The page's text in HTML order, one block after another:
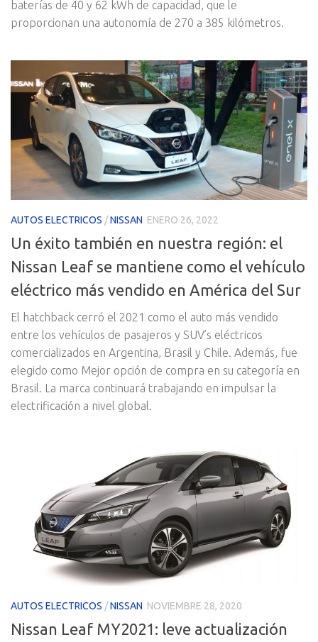
baterías de 40 y 62 kWh de capacidad, que le
proporcionan una autonomía de 270 a 385 kilómetros.
AUTOS ELECTRICOS /NISSAN ENERO 26, 2022
Un éxito también en nuestra región: el
Nissan Leaf se mantiene como el vehículo
eléctrico más vendido en América del Sur
El hatchback cerró el 2021 como el auto más vendido
entre los vehículos de pasajeros y SUV’s eléctricos
comercializados en Argentina, Brasil y Chile. Además, fue
elegido como Mejor opción de compra en su categoría en
Brasil. La marca continuará trabajando en impulsar la
electrificación a nivel global.
AUTOS ELECTRICOS /NISSAN NOVIEMBRE 28, 2020
Nissan Leaf MY2021: leve actualización